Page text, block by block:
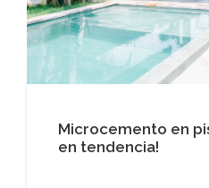
Microcemento en
en tendencia!